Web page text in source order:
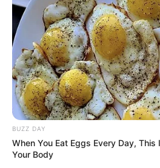
Fail! 10 Potret Makanan
Dimasak yang Bikin Kamu
Nggak Selera
BUZZ DAY
When You Eat Eggs Every Day,
Your Body